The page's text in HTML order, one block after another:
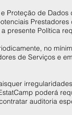
Proteção de
presente Política
no
de Serviços e
poderá
auditoria